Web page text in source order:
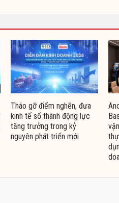
Tháo gỡ điểm nghẽn, đưa
kinh tế số thành động lực
tăng trưởng trong kỷ
nguyên phát triển mới